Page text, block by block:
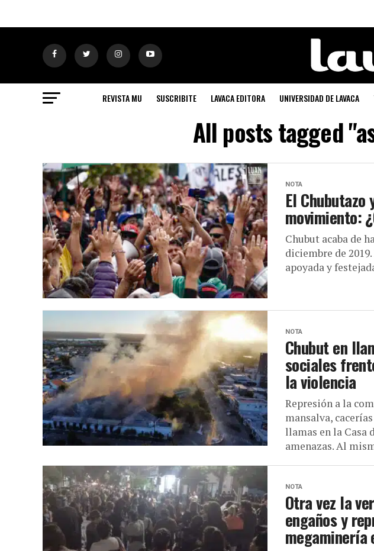
REVISTA MU SUSCRIBITE LAVACA EDITORA UNIVERSIDAD DE LAVACA
All posts tagged
NOTA
El Chubutazo
movimiento:
Chubut acaba de
diciembre de
apoyada y
NOTA
Chubut en
sociales
la violencia
Represión a la
mansalva,
llamas en la Casa
amenazas. Al
NOTA
Otra vez la
engaños y
megaminería